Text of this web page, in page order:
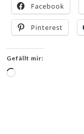
Facebook
Pinterest
Gefällt mir:
Wird